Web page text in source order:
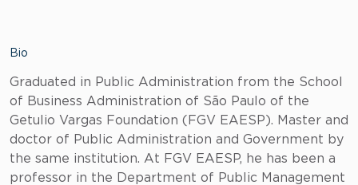
Bio
Graduated in Public Administration from the School
of Business Administration of São Paulo of the
Getulio Vargas Foundation (FGV EAESP). Master and
doctor of Public Administration and Government by
the same institution. At FGV EAESP, he has been a
professor in the Department of Public Management